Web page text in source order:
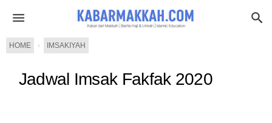
HOME › IMSAKIYAH
Jadwal Imsak Fakfak 2020